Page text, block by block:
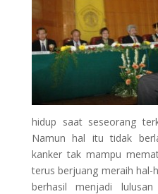
hidup saat seseorang
Namun hal itu tidak
kanker tak mampu
terus berjuang meraih hal-
berhasil menjadi